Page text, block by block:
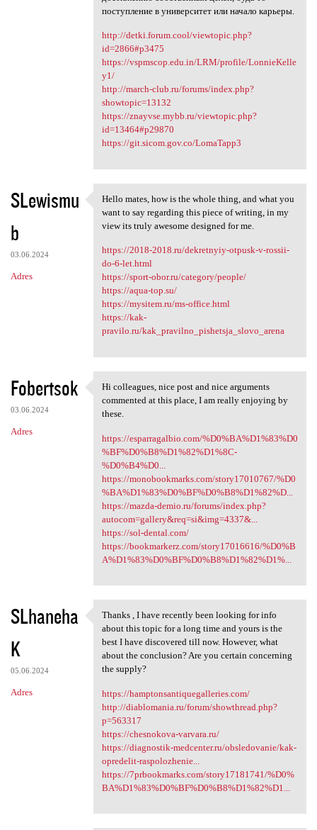
поступление в университет или начало карьеры.
http://detki.forum.cool/viewtopic.php?
id=2866#p3475
https://vspmscop.edu.in/LRM/profile/LonnieKelle
y1/
http://march-club.ru/forums/index.php?
showtopic=13132
https://znayvse.mybb.ru/viewtopic.php?
id=13464#p29870
https://git.sicom.gov.co/LomaTapp3
SLewismu
b
03.06.2024
Adres
Hello mates, how is the whole
Hello mates, how is the whole thing, and what you
want to say regarding this piece of writing, in my
view its truly awesome designed for me.
https://2018-2018.ru/dekretnyiy-otpusk-v-rossii-
do-6-let.html
https://sport-obor.ru/category/people/
https://aqua-top.su/
https://mysitem.ru/ms-office.html
https://kak-
pravilo.ru/kak_pravilno_pishetsja_slovo_arena
Fobertsok
03.06.2024
Adres
Hi colleagues, nice post and
Hi colleagues, nice post and nice arguments
commented at this place, I am really enjoying by
these.
https://esparragalbio.com/%D0%BA%D1%83%D0
%BF%D0%B8%D1%82%D1%8C-
%D0%B4%D0...
https://monobookmarks.com/story17010767/%D0
%BA%D1%83%D0%BF%D0%B8%D1%82%D...
https://mazda-demio.ru/forums/index.php?
autocom=gallery&req=si&img=4337&...
https://sol-dental.com/
https://bookmarkerz.com/story17016616/%D0%B
A%D1%83%D0%BF%D0%B8%D1%82%D1%...
SLhaneha
K
05.06.2024
Adres
Thanks , I have recently been
Thanks , I have recently been looking for info
about this topic for a long time and yours is the
best I have discovered till now. However, what
about the conclusion? Are you certain concerning
the supply?
https://hamptonsantiquegalleries.com/
http://diablomania.ru/forum/showthread.php?
p=563317
https://chesnokova-varvara.ru/
https://diagnostik-medcenter.ru/obsledovanie/kak-
opredelit-raspolozhenie...
https://7prbookmarks.com/story17181741/%D0%
BA%D1%83%D0%BF%D0%B8%D1%82%D1...